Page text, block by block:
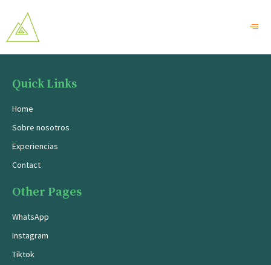
Quick Links
Home
Sobre nosotros
Experiencias
Contact
Other Pages
WhatsApp
Instagram
Tiktok